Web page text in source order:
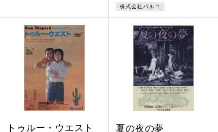
私はあなたの僕です。私はあなた
の大きな愛を信じます。
かった。焼夷弾の炎壁に閉ざされ
た中の人妻と少年、それは夢幻の
地獄図絵か・・・。
株式会社パルコ
トゥルー・ウエスト 夏の夜の夢